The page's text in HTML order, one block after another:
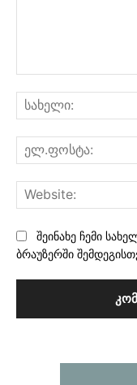
შეინახე ჩემი
ბრაუზერში